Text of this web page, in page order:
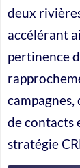
deux
accélérant
pertinence
campagnes,
de contacts
stratégie